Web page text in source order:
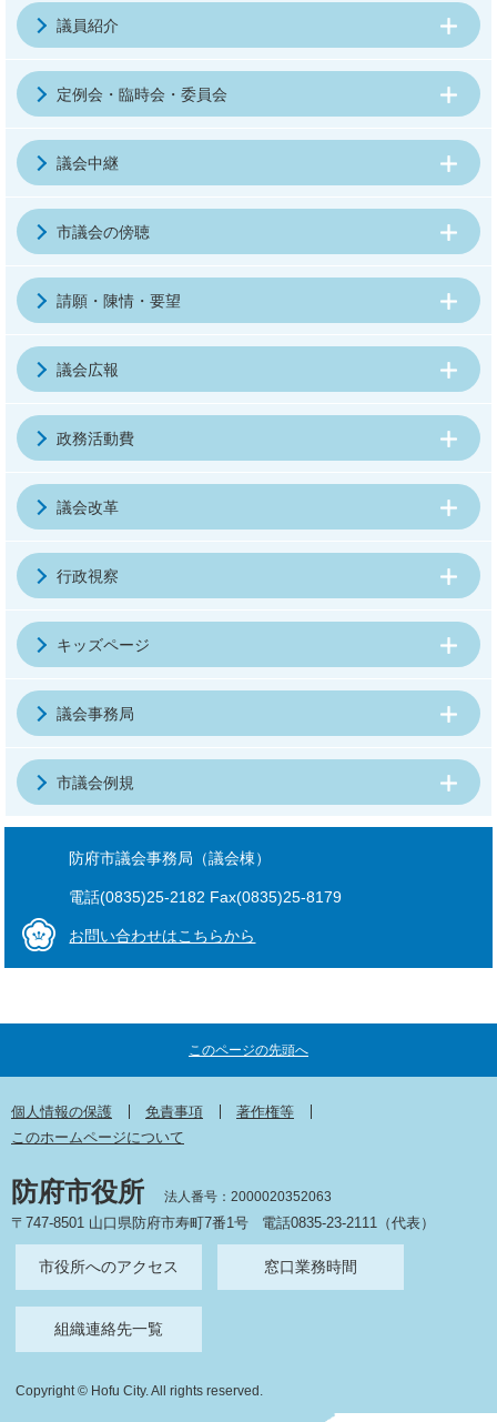
議員紹介
定例会・臨時会・委員会
議会中継
市議会の傍聴
請願・陳情・要望
議会広報
政務活動費
議会改革
行政視察
キッズページ
議会事務局
市議会例規
防府市議会事務局（議会棟）
電話(0835)25-2182 Fax(0835)25-8179
お問い合わせはこちらから
このページの先頭へ
個人情報の保護 免責事項
著作権等
このホームページについて
防府市役所 法人番号：2000020352063
〒747-8501 山口県防府市寿町7番1号 電話0835-23-2111（代表）
市役所へのアクセス 窓口業務時間
組織連絡先一覧
Copyright © Hofu City. All rights reserved.